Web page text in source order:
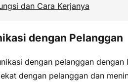
dan Cara Kerjanya
dengan Pelanggan
dengan pelanggan
dengan pelanggan dan